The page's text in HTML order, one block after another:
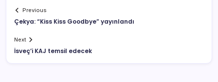
Previous
Çekya: “Kiss Kiss Goodbye” yayınlandı
Next
İsveç’i KAJ temsil edecek